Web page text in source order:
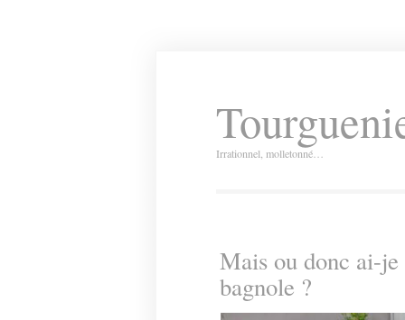
Irrationnel, molletonné…
Mais ou donc ai-
bagnole ?